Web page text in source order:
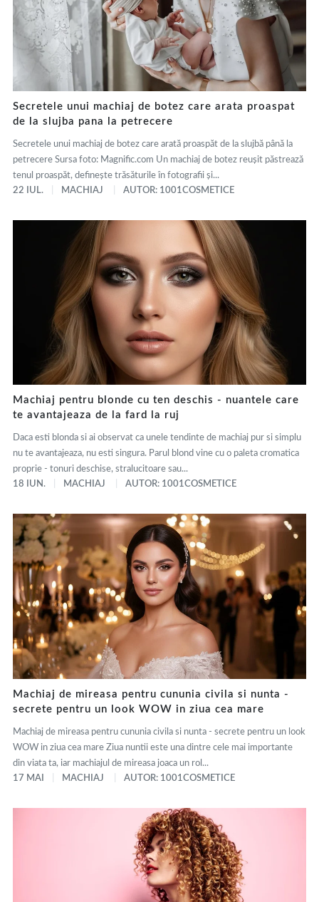
Secretele unui machiaj de botez care arata proaspat
de la slujba pana la petrecere
Secretele unui machiaj de botez care arată proaspăt de la slujbă până la
petrecere Sursa foto: Magnific.com Un machiaj de botez reușit păstrează
tenul proaspăt, definește trăsăturile în fotografii și...
22 IUL.
MACHIAJ AUTOR: 1001COSMETICE
Machiaj pentru blonde cu ten deschis - nuantele care
te avantajeaza de la fard la ruj
Daca esti blonda si ai observat ca unele tendinte de machiaj pur si simplu
nu te avantajeaza, nu esti singura. Parul blond vine cu o paleta cromatica
proprie - tonuri deschise, stralucitoare sau...
18 IUN.
MACHIAJ AUTOR: 1001COSMETICE
Machiaj de mireasa pentru cununia civila si nunta -
secrete pentru un look WOW in ziua cea mare
Machiaj de mireasa pentru cununia civila si nunta - secrete pentru un look
WOW in ziua cea mare Ziua nuntii este una dintre cele mai importante
din viata ta, iar machiajul de mireasa joaca un rol...
17 MAI
MACHIAJ AUTOR: 1001COSMETICE